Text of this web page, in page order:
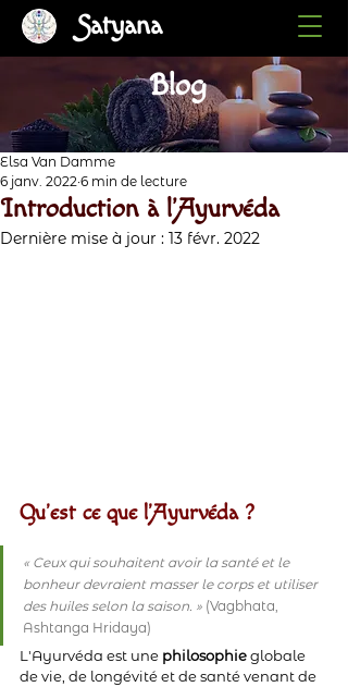
Satyana
Blog
Introduction à l'Ayurvéda
Elsa Van Damme
6 janv. 2022 6 min de lecture
Dernière mise à jour : 13 févr. 2022
Qu'est ce que l'Ayurvéda ?
« Ceux qui souhaitent avoir la santé et le
bonheur devraient masser le corps et utiliser
des huiles selon la saison. » (Vagbhata,
Ashtanga Hridaya)
L'Ayurvéda est une philosophie globale
de vie, de longévité et de santé venant de